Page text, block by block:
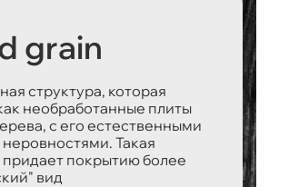
grain
структура, которая
необработанные плиты
с его естественными
Такая
придает покрытию более
вид